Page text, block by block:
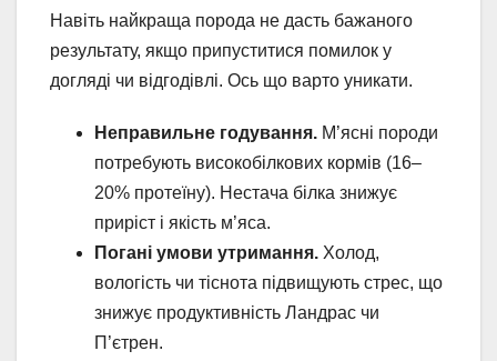
Навіть найкраща порода не дасть бажаного
результату, якщо припуститися помилок у
догляді чи відгодівлі. Ось що варто уникати.
Неправильне годування. М’ясні породи
потребують високобілкових кормів (16–
20% протеїну). Нестача білка знижує
приріст і якість м’яса.
Погані умови утримання. Холод,
вологість чи тіснота підвищують стрес, що
знижує продуктивність Ландрас чи
П’єтрен.